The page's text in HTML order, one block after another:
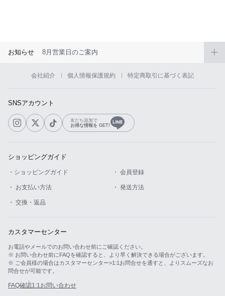
総合掲示板
ショッピングガイド
お知らせ 8月営業日のご案内
会社紹介 個人情報保護規約 特定商取引に基づく表記
SNSアカウント
友だち追加で
お得な情報を GET!
ショッピングガイド
・ショッピングガイド ・ 会員登録
・ お支払い方法 ・ 発送方法
・ 交換・返品
カスタマーセンター
お電話やメールでのお問い合わせ前にご確認ください。
※ お問い合わせ前にFAQを確認すると、より早く解決できる場合がございます。
※ ご会員様の場合はカスタマーセンター>1:1お問合せを通すと、よりスムーズなお
問合せが可能です。
FAQ確認1:1お問い合わせ